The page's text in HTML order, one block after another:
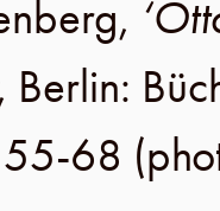
,
Berlin:
68